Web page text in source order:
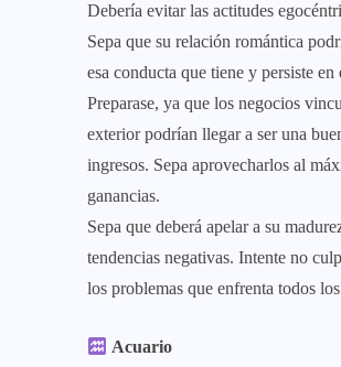
Debería evitar las actitudes
Sepa que su relación romántica
esa conducta que tiene y persiste en
Preparase, ya que los negocios
exterior podrían llegar a ser una
ingresos. Sepa aprovecharlos al
ganancias.
Sepa que deberá apelar a su
tendencias negativas. Intente no
los problemas que enfrenta todos
Acuario